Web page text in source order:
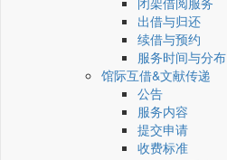
出借与归还
续借与预约
服务时间与分布
馆际互借&文献传递
公告
服务内容
提交申请
收费标准